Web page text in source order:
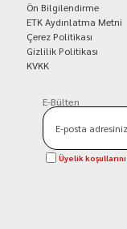
Ön Bilgilendirme
ETK Aydınlatma Metni
Çerez Politikası
Gizlilik Politikası
KVKK
E-Bülten
Üyelik koşullarını